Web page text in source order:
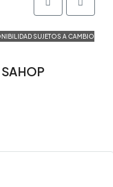
SUJETOS A CAMBIO